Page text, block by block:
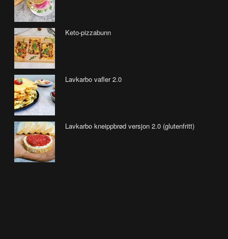
Keto-pizzabunn
Lavkarbo vafler 2.0
Lavkarbo kneippbrød versjon 2.0 (glutenfritt)